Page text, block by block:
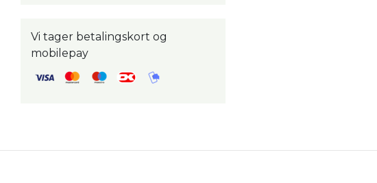
Vi tager betalingskort og
mobilepay